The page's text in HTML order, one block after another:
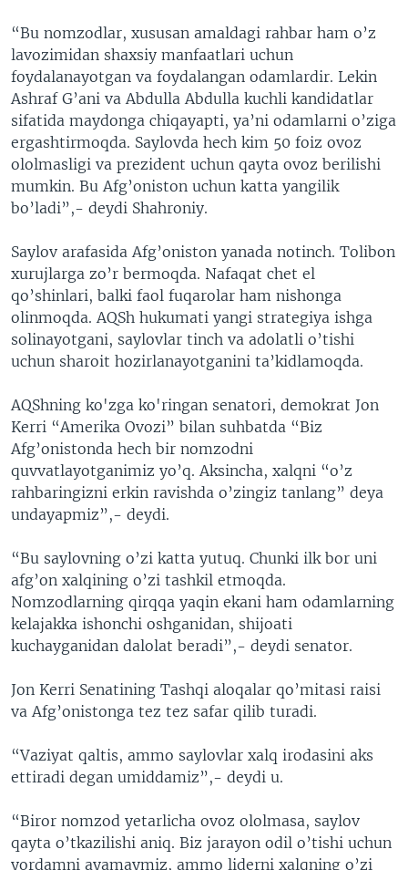
“Bu nomzodlar, xususan amaldagi rahbar ham o’z
lavozimidan shaxsiy manfaatlari uchun
foydalanayotgan va foydalangan odamlardir. Lekin
Ashraf G’ani va Abdulla Abdulla kuchli kandidatlar
sifatida maydonga chiqayapti, ya’ni odamlarni o’ziga
ergashtirmoqda. Saylovda hech kim 50 foiz ovoz
ololmasligi va prezident uchun qayta ovoz berilishi
mumkin. Bu Afg’oniston uchun katta yangilik
bo’ladi”,- deydi Shahroniy.
Saylov arafasida Afg’oniston yanada notinch. Tolibon
xurujlarga zo’r bermoqda. Nafaqat chet el
qo’shinlari, balki faol fuqarolar ham nishonga
olinmoqda. AQSh hukumati yangi strategiya ishga
solinayotgani, saylovlar tinch va adolatli o’tishi
uchun sharoit hozirlanayotganini ta’kidlamoqda.
AQShning ko'zga ko'ringan senatori, demokrat Jon
Kerri “Amerika Ovozi” bilan suhbatda “Biz
Afg’onistonda hech bir nomzodni
quvvatlayotganimiz yo’q. Aksincha, xalqni “o’z
rahbaringizni erkin ravishda o’zingiz tanlang” deya
undayapmiz”,- deydi.
“Bu saylovning o’zi katta yutuq. Chunki ilk bor uni
afg’on xalqining o’zi tashkil etmoqda.
Nomzodlarning qirqqa yaqin ekani ham odamlarning
kelajakka ishonchi oshganidan, shijoati
kuchayganidan dalolat beradi”,- deydi senator.
Jon Kerri Senatining Tashqi aloqalar qo’mitasi raisi
va Afg’onistonga tez tez safar qilib turadi.
“Vaziyat qaltis, ammo saylovlar xalq irodasini aks
ettiradi degan umiddamiz”,- deydi u.
“Biror nomzod yetarlicha ovoz ololmasa, saylov
qayta o’tkazilishi aniq. Biz jarayon odil o’tishi uchun
yordamni ayamaymiz, ammo liderni xalqning o’zi